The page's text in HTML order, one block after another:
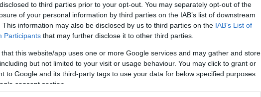
to third parties prior to your opt-out. You may separately opt-out of the
of your personal information by third parties on the IAB’s list of downstream
This information may also be disclosed by us to third parties on the IAB’s List of
Participants that may further disclose it to other third parties.
that this website/app uses one or more Google services and may gather and store
but not limited to your visit or usage behaviour. You may click to grant or
to Google and its third-party tags to use your data for below specified purposes
consent section.
Lykavitos.gr στο Google News